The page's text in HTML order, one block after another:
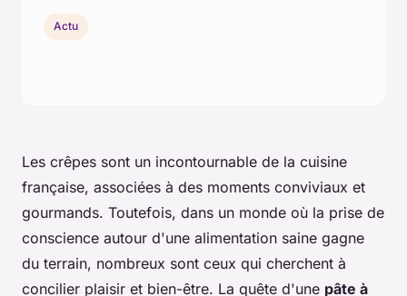
Les crêpes sont un incontournable de la cuisine
française, associées à des moments conviviaux et
gourmands. Toutefois, dans un monde où la prise de
conscience autour d'une alimentation saine gagne
du terrain, nombreux sont ceux qui cherchent à
concilier plaisir et bien-être. La quête d'une pâte à
Actu